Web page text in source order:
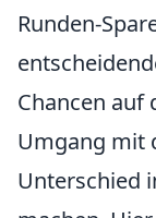
Runden-
Chancen auf
Umgang mit
Unterschied